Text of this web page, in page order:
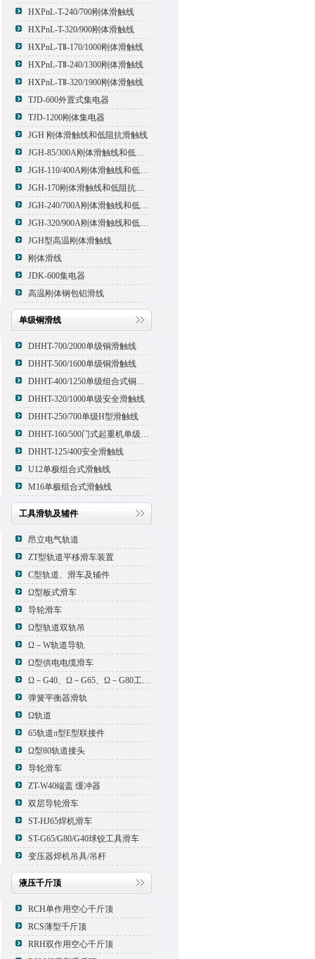
HXPnL-T-240/700刚体滑触线
HXPnL-T-320/900刚体滑触线
HXPnL-TⅡ-170/1000刚体滑触线
HXPnL-TⅡ-240/1300刚体滑触线
HXPnL-TⅡ-320/1900刚体滑触线
TJD-600外置式集电器
TJD-1200刚体集电器
JGH 刚体滑触线和低阻抗滑触线
JGH-85/300A刚体滑触线和低阻抗滑触线
JGH-110/400A刚体滑触线和低阻抗滑触线
JGH-170刚体滑触线和低阻抗滑触线
JGH-240/700A刚体滑触线和低阻抗滑触线
JGH-320/900A刚体滑触线和低阻抗滑触线
JGH型高温刚体滑触线
刚体滑线
JDK-600集电器
高温刚体钢包铝滑线
单级铜滑线
DHHT-700/2000单级铜滑触线
DHHT-500/1600单级铜滑触线
DHHT-400/1250单级组合式铜滑线,滑触线
DHHT-320/1000单级安全滑触线
DHHT-250/700单级H型滑触线
DHHT-160/500门式起重机单级组合式滑触线
DHHT-125/400安全滑触线
U12单极组合式滑触线
M16单极组合式滑触线
工具滑轨及辅件
昂立电气轨道
ZT型轨道平移滑车装置
C型轨道、滑车及辅件
Ω型板式滑车
导轮滑车
Ω型轨道双轨吊
Ω－W轨道导轨
Ω型供电电缆滑车
Ω－G40、Ω－G65、Ω－G80工具滑车
弹簧平衡器滑轨
Ω轨道
65轨道π型E型联接件
Ω型80轨道接头
导轮滑车
ZT-W40端盖 缓冲器
双层导轮滑车
ST-HJ65焊机滑车
ST-G65/G80/G40球铰工具滑车
变压器焊机吊具/吊杆
液压千斤顶
RCH单作用空心千斤顶
RCS薄型千斤顶
RRH双作用空心千斤顶